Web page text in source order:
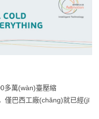
多萬(wàn)臺壓縮
西工廠(chǎng)就已經(jī